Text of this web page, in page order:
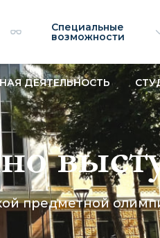
Специальные
возможности
ДЕЯТЕЛЬНОСТЬ
предметной